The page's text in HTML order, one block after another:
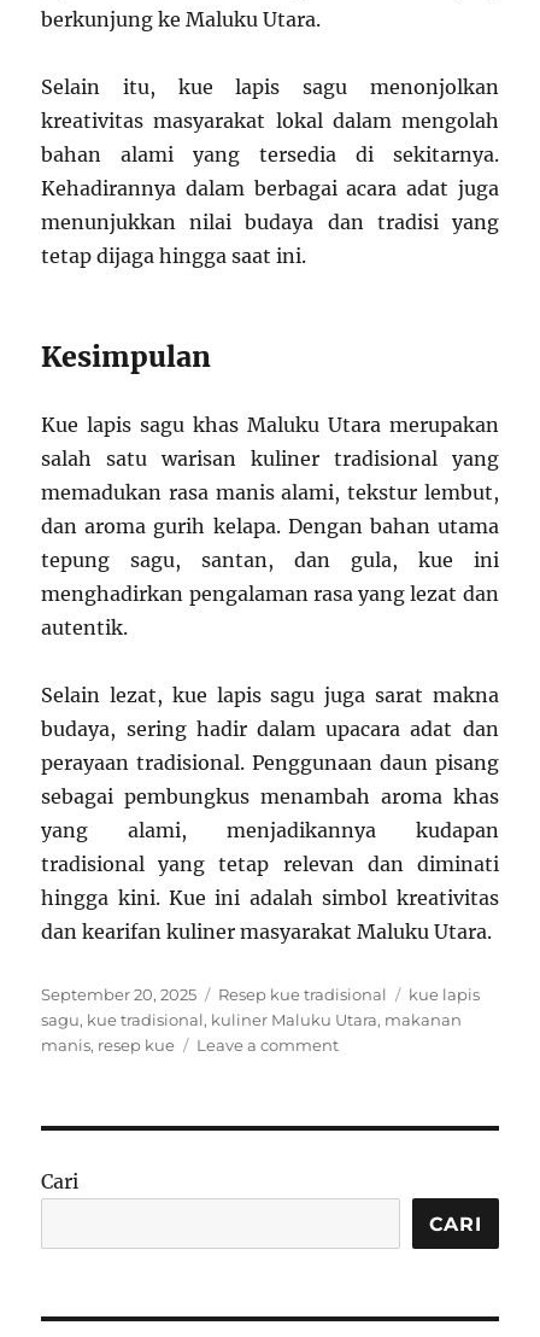
berkunjung ke Maluku Utara.
Selain itu, kue lapis sagu menonjolkan
kreativitas masyarakat lokal dalam mengolah
bahan alami yang tersedia di sekitarnya.
Kehadirannya dalam berbagai acara adat juga
menunjukkan nilai budaya dan tradisi yang
tetap dijaga hingga saat ini.
Kesimpulan
Kue lapis sagu khas Maluku Utara merupakan
salah satu warisan kuliner tradisional yang
memadukan rasa manis alami, tekstur lembut,
dan aroma gurih kelapa. Dengan bahan utama
tepung sagu, santan, dan gula, kue ini
menghadirkan pengalaman rasa yang lezat dan
autentik.
Selain lezat, kue lapis sagu juga sarat makna
budaya, sering hadir dalam upacara adat dan
perayaan tradisional. Penggunaan daun pisang
sebagai pembungkus menambah aroma khas
yang alami, menjadikannya kudapan
tradisional yang tetap relevan dan diminati
hingga kini. Kue ini adalah simbol kreativitas
dan kearifan kuliner masyarakat Maluku Utara.
Posted
on
September 20, 2025 Categories
Resep kue tradisional Tags
kue lapis
sagu, kue tradisional, kuliner Maluku Utara, makanan
manis, resep kue Leave a commenton
Maluku
Lembut
Alami
Cari
CARI